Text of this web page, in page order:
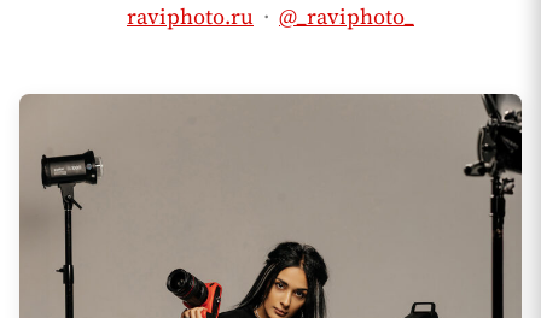
raviphoto.ru · @_raviphoto_